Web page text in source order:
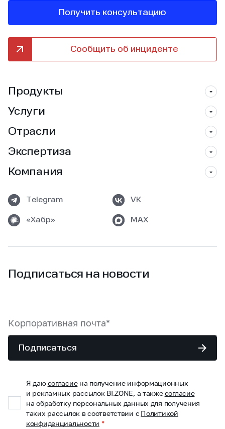
Получить консультацию
Сообщить об инциденте
Продукты
Услуги
Отрасли
Экспертиза
Компания
Telegram VK
«Хабр» MAX
Подписаться на новости
Подписаться
Я даюсогласиена получение информационных
и рекламных рассылок BI.ZONE, а такжесогласие
на обработку персональных данных для получения
таких рассылок в соответствии с Политикой
конфиденциальности *